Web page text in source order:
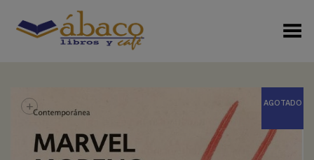
Menú Alterno
AGOTADO
+